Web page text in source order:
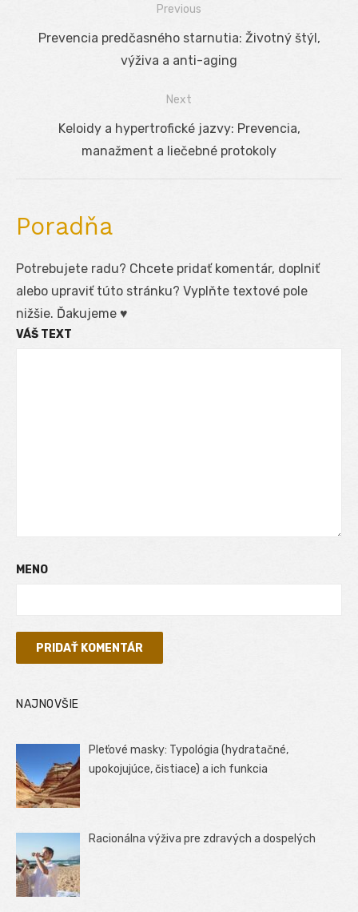
Navigácia
Previous
Previous
Prevencia predčasného starnutia: Životný štýl,
výživa a anti-aging
Next
Keloidy a hypertrofické jazvy: Prevencia,
manažment a liečebné protokoly
Poradňa
Potrebujete radu? Chcete pridať komentár, doplniť
alebo upraviť túto stránku? Vyplňte textové pole
nižšie. Ďakujeme ♥
VÁŠ TEXT
MENO
NAJNOVŠIE
Pleťové masky: Typológia (hydratačné,
upokojujúce, čistiace) a ich funkcia
Racionálna výživa pre zdravých a dospelých